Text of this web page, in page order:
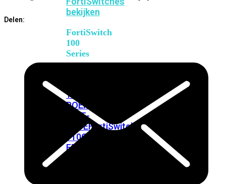
bekijken
FortiSwitch
100
Series
108F-
POEFortiSwitch
108F-
FPOEFortiSwitch
110G-
FPOE
Delen: